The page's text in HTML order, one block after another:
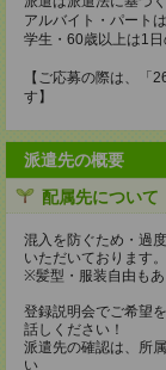
アルバイト・パート
学生・60歳以上は1日
【ご応募の際は、「
す】
派遣先の概要
配属先について
混入を防ぐため・過
いただいております。
※髪型・服装自由もあ
登録説明会でご希望
話しください！
派遣先の確認は、所
い